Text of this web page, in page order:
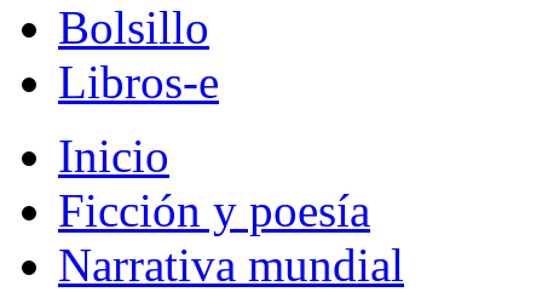
Bolsillo
Libros-e
Inicio
Ficción y poesía
Narrativa mundial